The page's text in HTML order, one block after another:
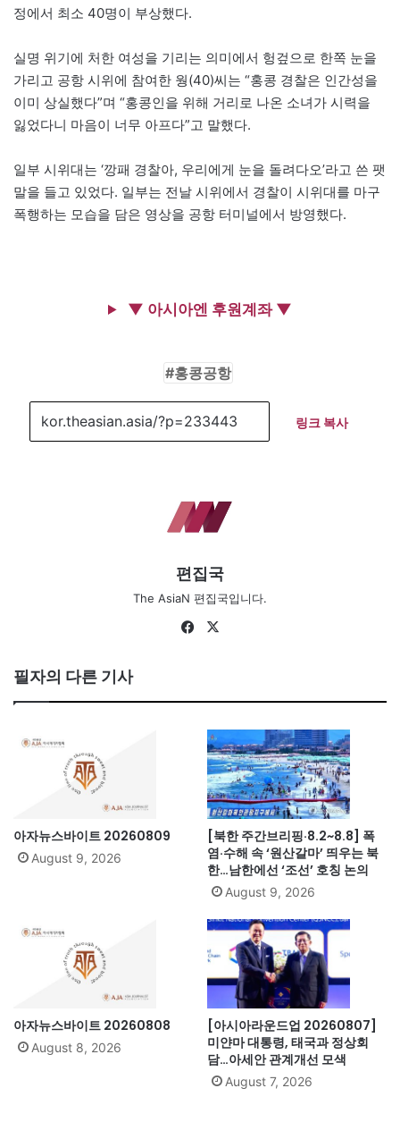
정에서 최소 40명이 부상했다.
실명 위기에 처한 여성을 기리는 의미에서 헝겊으로 한쪽 눈을
가리고 공항 시위에 참여한 웡(40)씨는 “홍콩 경찰은 인간성을
이미 상실했다”며 “홍콩인을 위해 거리로 나온 소녀가 시력을
잃었다니 마음이 너무 아프다”고 말했다.
일부 시위대는 ‘깡패 경찰아, 우리에게 눈을 돌려다오’라고 쓴 팻
말을 들고 있었다. 일부는 전날 시위에서 경찰이 시위대를 마구
폭행하는 모습을 담은 영상을 공항 터미널에서 방영했다.
▼ 아시아엔 후원계좌 ▼
홍콩공항
링크 복사
편집국
The AsiaN 편집국입니다.
Fa
필자의 다른 기사
아자뉴스바이트 20260809
August 9, 2026
[북한 주간브리핑·8.2~8.8] 폭
염·수해 속 ‘원산갈마’ 띄우는 북
한…남한에선 ‘조선’ 호칭 논의
August 9, 2026
아자뉴스바이트 20260808
August 8, 2026
[아시아라운드업 20260807]
미얀마 대통령, 태국과 정상회
담…아세안 관계개선 모색
August 7, 2026